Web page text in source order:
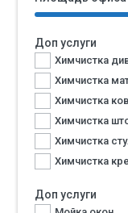
Доп услуги
Химчистка
Химчистка
Химчистка
Химчистка
Химчистка
Химчистка
Доп услуги